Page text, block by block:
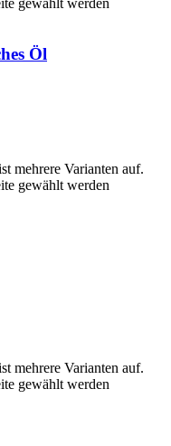
Öl
mehrere Varianten auf.
gewählt werden
mehrere Varianten auf.
gewählt werden